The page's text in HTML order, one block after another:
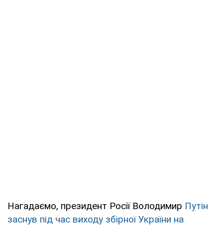
Нагадаємо, президент Росії Володимир Путін
заснув під час виходу збірної України на